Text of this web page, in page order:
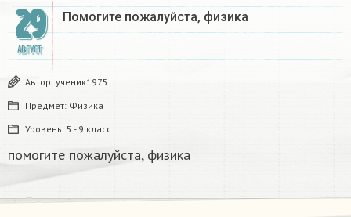
29
АВГУСТ
Помогите пожалуйста, физика​
Автор: ученик1975
Предмет: Физика
Уровень: 5 - 9 класс
помогите пожалуйста, физика​